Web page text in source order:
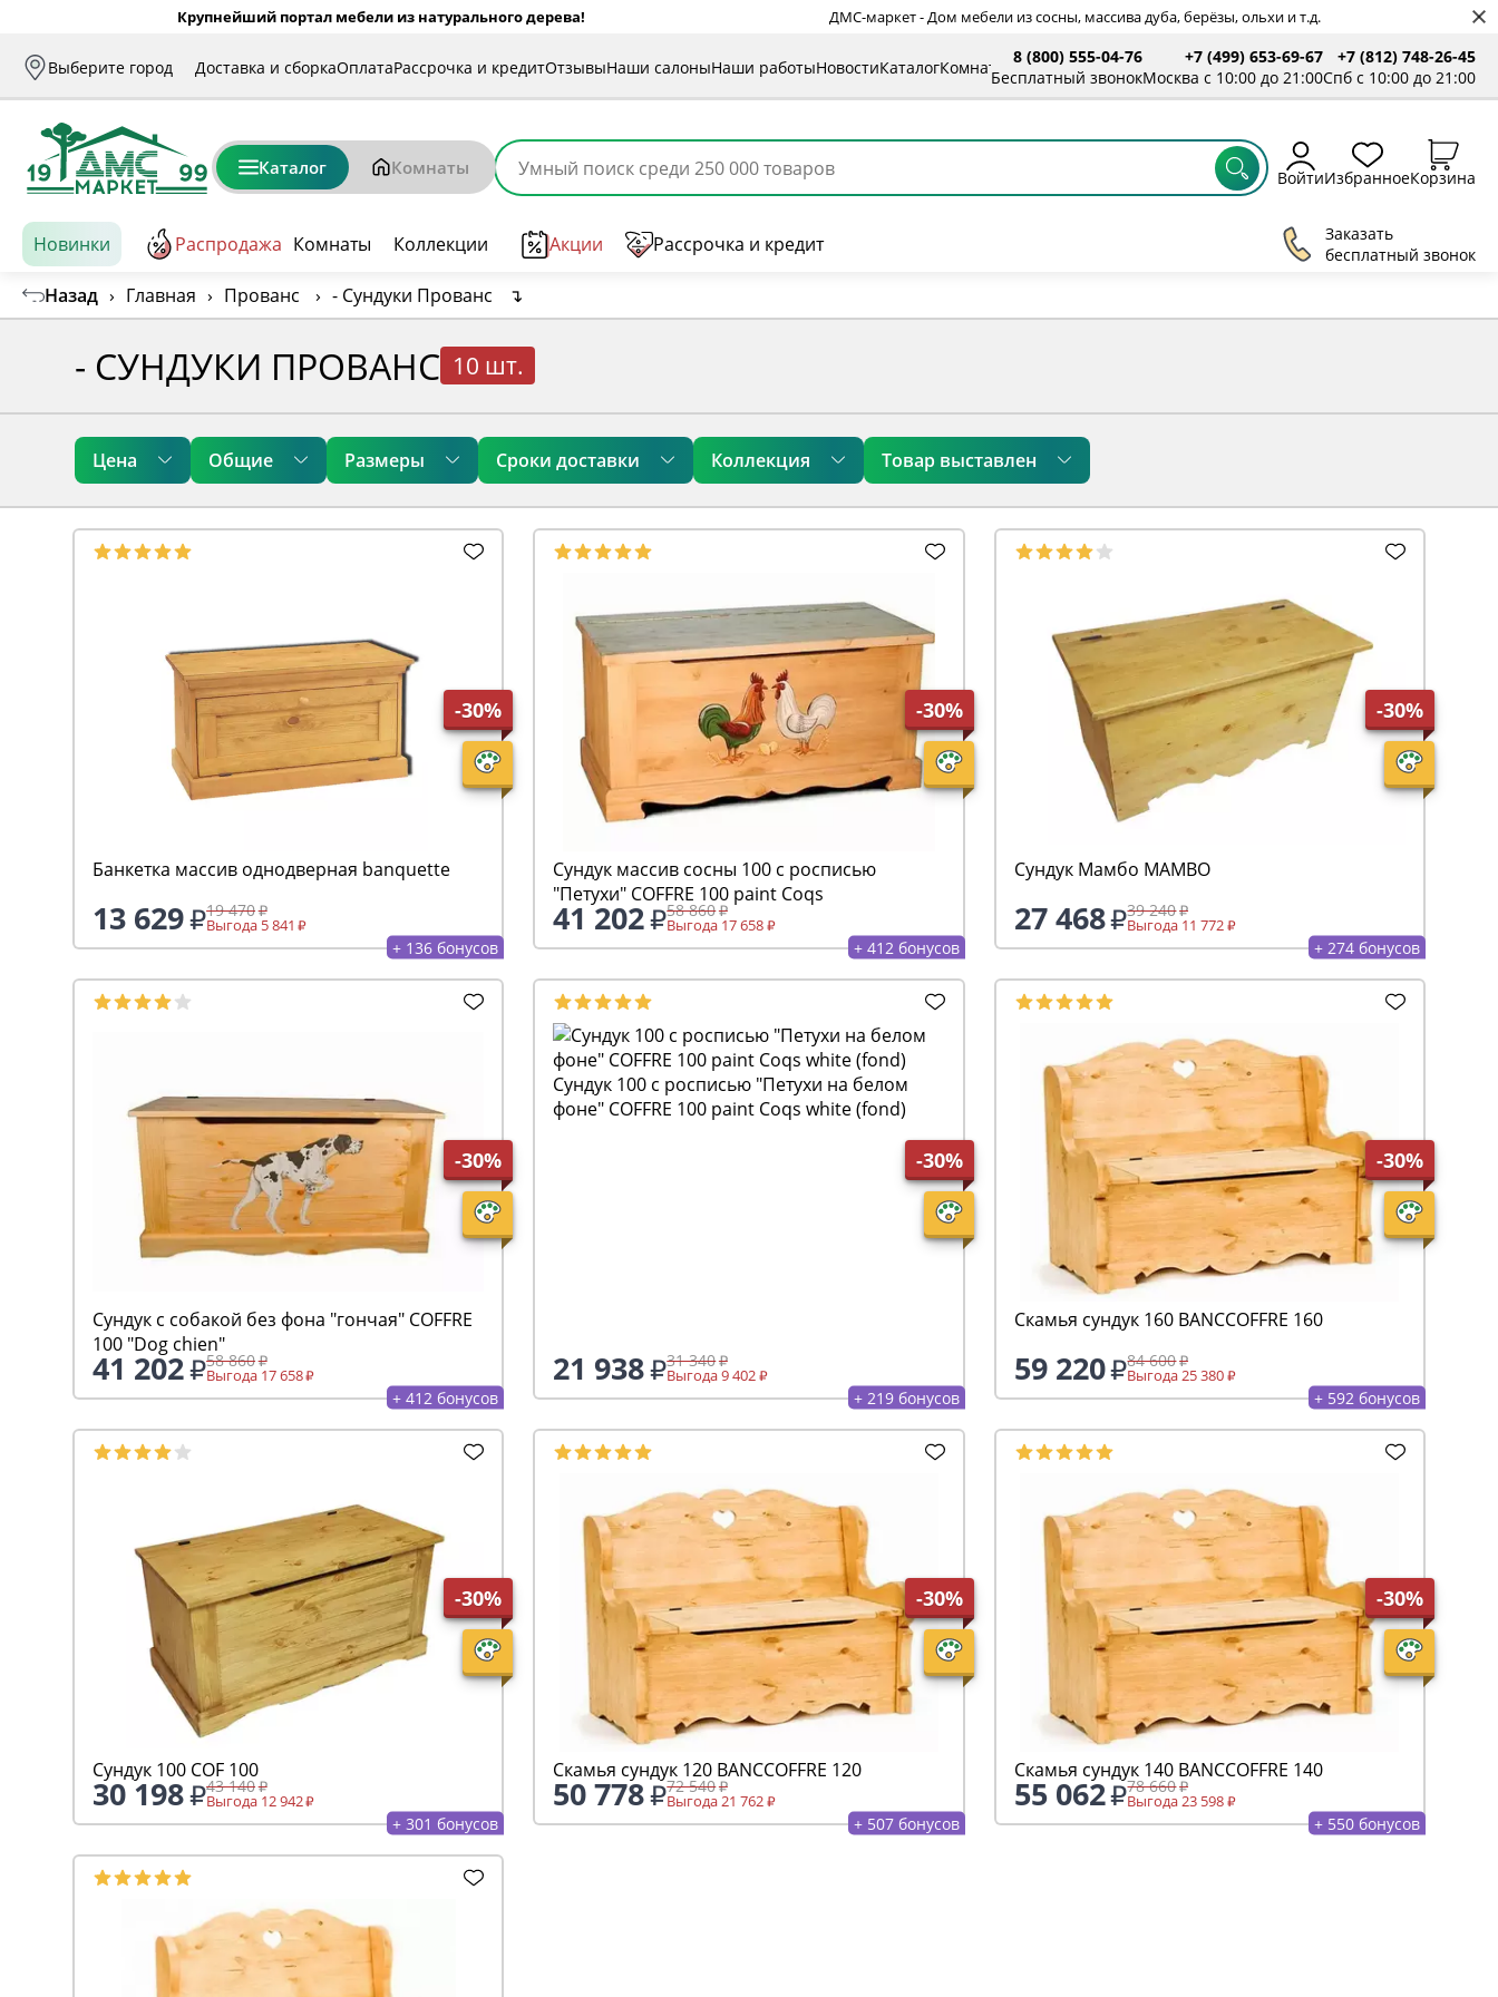
Крупнейший портал мебели из натурального дерева! ДМС-маркет - Дом мебели из сосны, массива дуба, берёзы, ольхи и т.д.
Выберите город Доставка и сборкаОплатаРассрочка и кредитОтзывыНаши салоныНаши работыНовостиКаталогКомнаты
8 (800) 555-04-76
Бесплатный звонок
+7 (499) 653-69-67
Москва с 10:00 до 21:00
+7 (812) 748-26-45
Спб с 10:00 до 21:00
Каталог Комнаты ВойтиИзбранноеКорзина
Новинки Распродажа Комнаты Коллекции Акции Рассрочка и кредит
Заказать
бесплатный звонок
Назад › Главная › Прованс › - Сундуки Прованс ↴
- СУНДУКИ ПРОВАНС 10 шт.
Цена Общие Размеры Сроки доставки Коллекция Товар выставлен
-30%
Банкетка массив однодверная banquette
13 629 19 470
Выгода 5 841
+ 136 бонусов
-30%
Сундук массив сосны 100 с росписью
"Петухи" COFFRE 100 paint Coqs
41 202 58 860
Выгода 17 658
+ 412 бонусов
-30%
Сундук Мамбо MAMBO
27 468 39 240
Выгода 11 772
+ 274 бонусов
-30%
Сундук с собакой без фона "гончая" COFFRE
100 "Dog chien"
41 202 58 860
Выгода 17 658
+ 412 бонусов
-30%
Сундук 100 с росписью "Петухи на белом
фоне" COFFRE 100 paint Coqs white (fond)
21 938 31 340
Выгода 9 402
+ 219 бонусов
-30%
Скамья сундук 160 ВАNCCOFFRE 160
59 220 84 600
Выгода 25 380
+ 592 бонусов
-30%
Сундук 100 COF 100
30 198 43 140
Выгода 12 942
+ 301 бонусов
-30%
Скамья сундук 120 ВАNCCOFFRE 120
50 778 72 540
Выгода 21 762
+ 507 бонусов
-30%
Скамья сундук 140 ВАNCCOFFRE 140
55 062 78 660
Выгода 23 598
+ 550 бонусов